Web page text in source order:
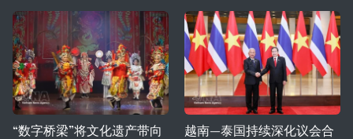
“数字桥梁”将文化遗产带向
越南—泰国持续深化议会合